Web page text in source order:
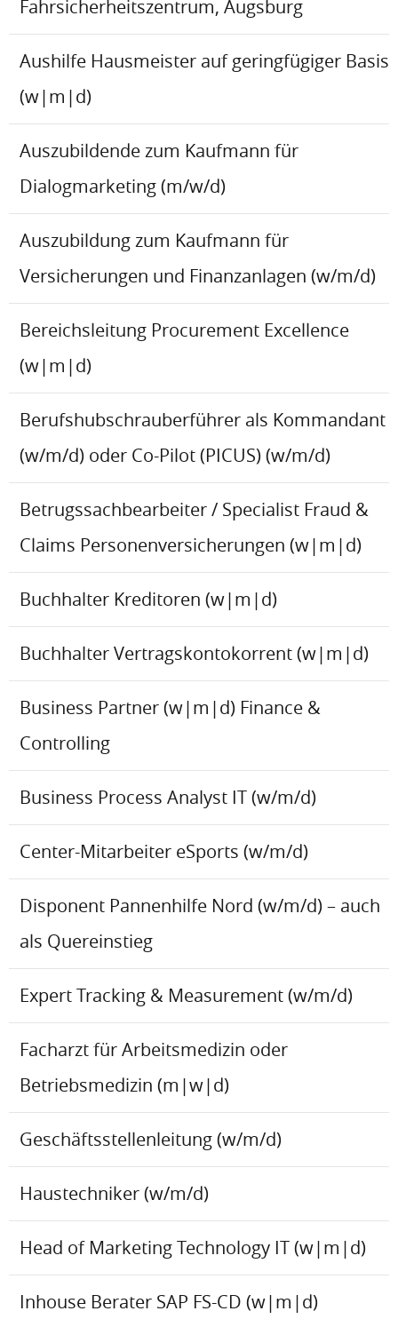
Fahrsicherheitszentrum, Augsburg
Aushilfe Hausmeister auf geringfügiger Basis
(w|m|d)
Auszubildende zum Kaufmann für
Dialogmarketing (m/w/d)
Auszubildung zum Kaufmann für
Versicherungen und Finanzanlagen (w/m/d)
Bereichsleitung Procurement Excellence
(w|m|d)
Berufshubschrauberführer als Kommandant
(w/m/d) oder Co-Pilot (PICUS) (w/m/d)
Betrugssachbearbeiter / Specialist Fraud &
Claims Personenversicherungen (w|m|d)
Buchhalter Kreditoren (w|m|d)
Buchhalter Vertragskontokorrent (w|m|d)
Business Partner (w|m|d) Finance &
Controlling
Business Process Analyst IT (w/m/d)
Center-Mitarbeiter eSports (w/m/d)
Disponent Pannenhilfe Nord (w/m/d) – auch
als Quereinstieg
Expert Tracking & Measurement (w/m/d)
Facharzt für Arbeitsmedizin oder
Betriebsmedizin (m|w|d)
Geschäftsstellenleitung (w/m/d)
Haustechniker (w/m/d)
Head of Marketing Technology IT (w|m|d)
Inhouse Berater SAP FS-CD (w|m|d)